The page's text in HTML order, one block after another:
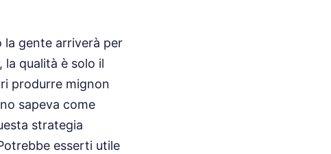
la gente arriverà per
qualità è solo il
produrre mignon
sapeva come
strategia
esserti utile